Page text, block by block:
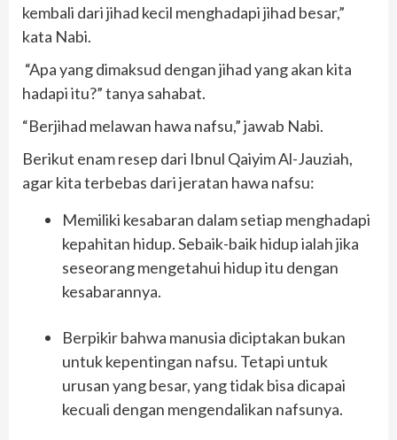
kembali dari jihad kecil menghadapi jihad besar,”
kata Nabi.
“Apa yang dimaksud dengan jihad yang akan kita
hadapi itu?” tanya sahabat.
“Berjihad melawan hawa nafsu,” jawab Nabi.
Berikut enam resep dari Ibnul Qaiyim Al-Jauziah,
agar kita terbebas dari jeratan hawa nafsu:
Memiliki kesabaran dalam setiap menghadapi
kepahitan hidup. Sebaik-baik hidup ialah jika
seseorang mengetahui hidup itu dengan
kesabarannya.
Berpikir bahwa manusia diciptakan bukan
untuk kepentingan nafsu. Tetapi untuk
urusan yang besar, yang tidak bisa dicapai
kecuali dengan mengendalikan nafsunya.